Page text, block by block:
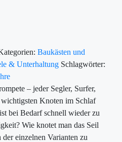
Baukästen und
& Unterhaltung Schlagwörter:
– jeder Segler, Surfer,
Knoten im Schlaf
bei Bedarf schnell wieder zu
Wie knotet man das Seil
einzelnen Varianten zu